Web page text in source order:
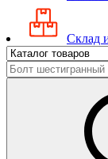
Склад